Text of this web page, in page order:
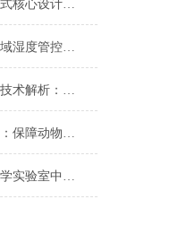
全自动露点仪：冷镜式核心设计原理解析
全自动露点仪：多领域湿度管控的精准利器
动物体温热原监测仪技术解析：如何精准捕捉实验动物的细微热原反应？
动物体温热原监测仪：保障动物健康与福利的新工具
微机热原测温仪在化学实验室中的应用